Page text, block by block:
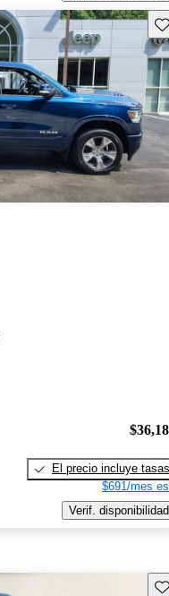
El precio incluye tasas
$691/mes
Verif. disponibilidad